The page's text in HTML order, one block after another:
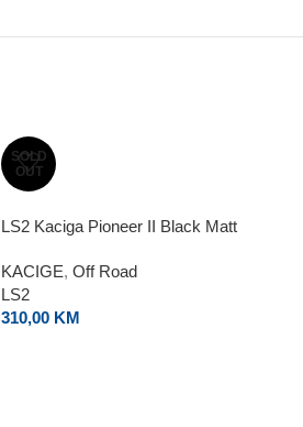
SOLD
OUT
LS2 Kaciga Pioneer II Black Matt
KACIGE, Off Road
LS2
310,00 KM